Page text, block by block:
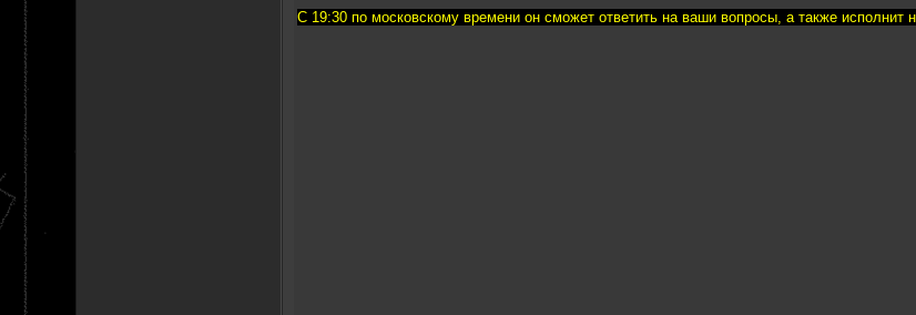
С 19:30 по московскому времени он сможет ответить на ваши вопросы, а также